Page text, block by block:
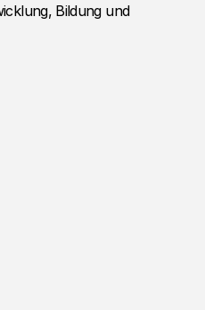
Bildung und